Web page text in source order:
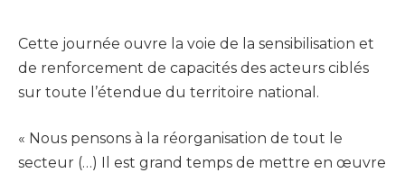
Cette journée ouvre la voie de la sensibilisation et
de renforcement de capacités des acteurs ciblés
sur toute l’étendue du territoire national.
« Nous pensons à la réorganisation de tout le
secteur (…) Il est grand temps de mettre en œuvre